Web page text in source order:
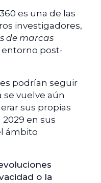
es una de las
investigadores,
de marcas
entorno post-
podrían seguir
vuelve aún
sus propias
en sus
ámbito
o la